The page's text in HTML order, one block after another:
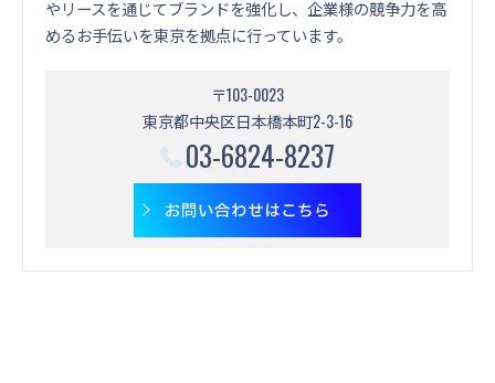
やリースを通じてブランドを強化し、企業様の競争力を高
めるお手伝いを東京を拠点に行っています。
〒103-0023
東京都中央区日本橋本町2-3-16
03-6824-8237
お問い合わせはこちら